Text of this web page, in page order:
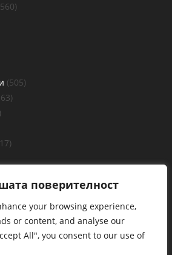
поверителност
your browsing experience,
or content, and analyse our
All", you consent to our use of
560
505